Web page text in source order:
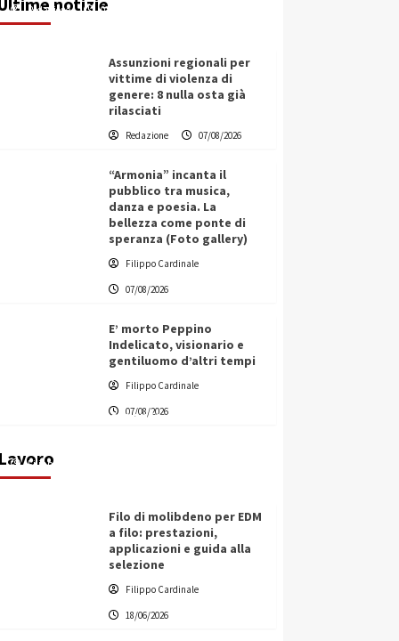
Redazione 07/08/2026
Assunzioni regionali per
vittime di violenza di
genere: 8 nulla osta già
rilasciati
Redazione 07/08/2026
“Armonia” incanta il
pubblico tra musica,
danza e poesia. La
bellezza come ponte di
speranza (Foto gallery)
Filippo Cardinale
07/08/2026
E’ morto Peppino
Indelicato, visionario e
gentiluomo d’altri tempi
Filippo Cardinale
07/08/2026
Lavoro
L’ingegnere saccense Buscarnera
partner chiave di un progetto
transnazionale per la transizione
Filippo Cardinale
Filo di molibdeno per EDM
a filo: prestazioni,
applicazioni e guida alla
selezione
Filippo Cardinale
18/06/2026